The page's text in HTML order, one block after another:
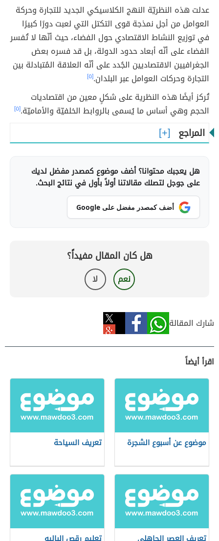
عدلت هذه النظريّة النهج الكلاسيكي الجديد للتجارة وحركة
العوامل من أجل نمذجة قوى التكتل التي لعبت دورًا كبيرًا
في توزيع النشاط الاقتصادي حول الفضاء، حيث أنّها لا تُفسر
الفضاء على أنّه أبعاد حدود الدولة، بل قد فسره بعض
الجغرافيين الاقتصاديين الجُدد على أنّه العلاقة المُتبادلة بين
التجارة وحركات العوامل عبر البلدان.[٥]
تُركز أيضًا هذه النظرية على شكلٍ معين من اقتصاديات
الحجم وهي أساس ما يُسمى بالروابط الخلفيّة والأماميّة.[٥]
المراجع
هل يعجبك محتوانا؟ أضف موضوع كمصدر مفضل لديك
على جوجل لتصلك مقالاتنا أولاً بأول في نتائج البحث.
أضف كمصدر مفضل على Google
هل كان المقال مفيداً؟
نعم لا
شارك المقالة
اقرأ أيضاً
موضوع عن أسبوع الشجرة تعريف السياحة